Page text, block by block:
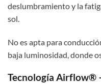
deslumbramiento y la
sol.
No es apta para
baja luminosidad, donde
Tecnología Airflow®